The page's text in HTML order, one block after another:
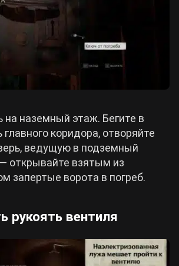
на наземный этаж. Бегите в
коридора, отворяйте
ведущую в подземный
открывайте взятым из
запертые ворота в погреб.
рукоять вентиля